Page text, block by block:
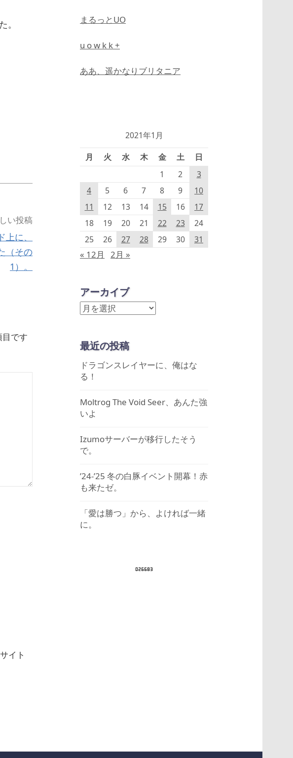
。
い投稿
に、
（その
1）。
です
イト
まるっとUO
u o w k k +
ああ、遥かなりブリタニア
2021年1月
月 火 水 木 金 土
日
1
2
3
4
5 6 7 8 9
10
11
12 13 14 15 16
17
18
19 20 21 22 23
24
25
26 27 28 29 30 31
« 12月 2月 »
アーカイブ
ア
イ
ブ
最近の投稿
ドラゴンスレイヤーに、俺はな
る！
Moltrog The Void Seer、あんた強
いよ
Izumoサーバーが移行したそう
で。
’24-’25 冬の白豚イベント開幕！赤
も来たゼ。
「愛は勝つ」から、よければ一緒
に。